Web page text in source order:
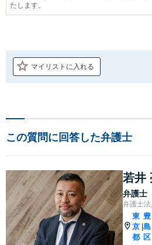
たします。
マイリストに入れる
この質問に回答した弁護士
若井
弁護士
弁護士
東
京
都
|
豊
島
区